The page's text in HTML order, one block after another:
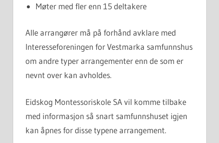
Møter med fler enn 15 deltakere
Alle arrangører må på forhånd avklare med
Interesseforeningen for Vestmarka samfunnshus
om andre typer arrangementer enn de som er
nevnt over kan avholdes.
Eidskog Montessoriskole SA vil komme tilbake
med informasjon så snart samfunnshuset igjen
kan åpnes for disse typene arrangement.